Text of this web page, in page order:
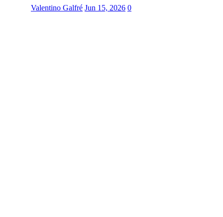
Valentino Galfré Jun 15, 2026 0